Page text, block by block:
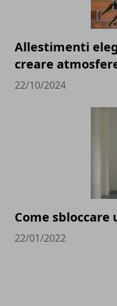
Allestimenti
creare
22/10/2024
Come sbloccare
22/01/2022